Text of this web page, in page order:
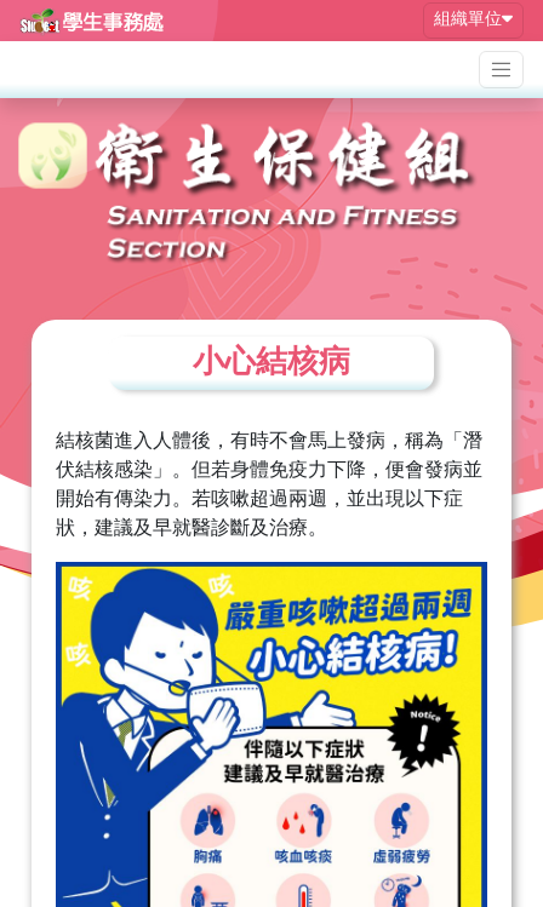
組織單位
小心結核病
結核菌進入人體後，有時不會馬上發病，稱為「潛
伏結核感染」。但若身體免疫力下降，便會發病並
開始有傳染力。若咳嗽超過兩週，並出現以下症
狀，建議及早就醫診斷及治療。